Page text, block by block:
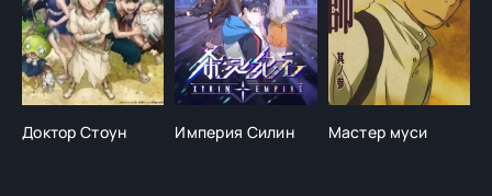
Доктор Стоун Империя Силин Мастер муси